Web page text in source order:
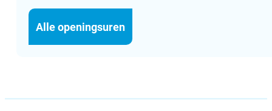
Alle openingsurenHuis van het Kind